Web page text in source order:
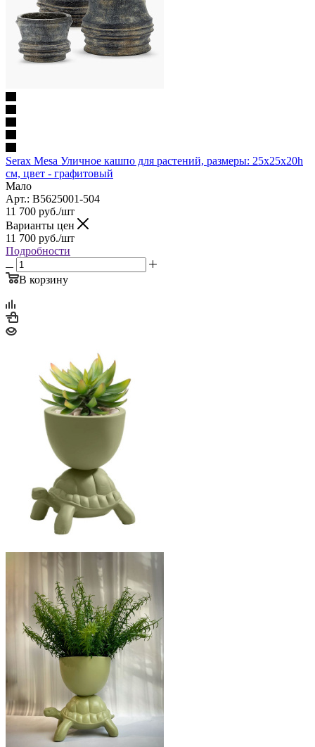
Serax Mesa Уличное кашпо для растений, размеры: 25х25х20h
см, цвет - графитовый
Мало
Арт.: B5625001-504
11 700 руб./шт
Варианты цен
11 700 руб./шт
Подробности
В корзину